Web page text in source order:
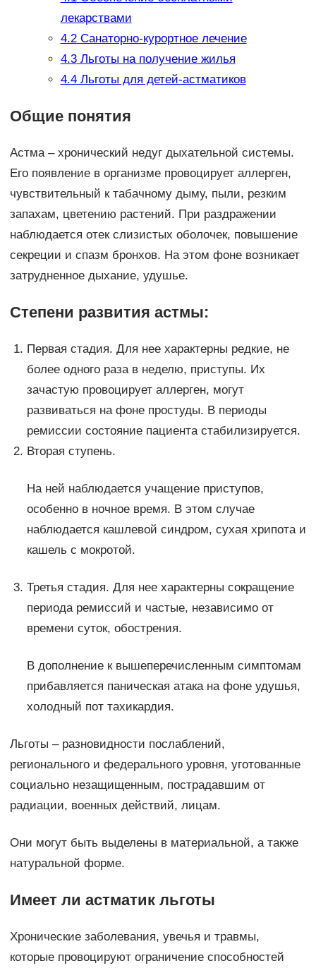
лекарствами
4.2Санаторно-курортное лечение
4.3Льготы на получение жилья
4.4Льготы для детей-астматиков
Общие понятия
Астма – хронический недуг дыхательной системы.
Его появление в организме провоцирует аллерген,
чувствительный к табачному дыму, пыли, резким
запахам, цветению растений. При раздражении
наблюдается отек слизистых оболочек, повышение
секреции и спазм бронхов. На этом фоне возникает
затрудненное дыхание, удушье.
Степени развития астмы:
Первая стадия. Для нее характерны редкие, не
более одного раза в неделю, приступы. Их
зачастую провоцирует аллерген, могут
развиваться на фоне простуды. В периоды
ремиссии состояние пациента стабилизируется.
Вторая ступень.
На ней наблюдается учащение приступов,
особенно в ночное время. В этом случае
наблюдается кашлевой синдром, сухая хрипота и
кашель с мокротой.
Третья стадия. Для нее характерны сокращение
периода ремиссий и частые, независимо от
времени суток, обострения.
В дополнение к вышеперечисленным симптомам
прибавляется паническая атака на фоне удушья,
холодный пот тахикардия.
Льготы – разновидности послаблений,
регионального и федерального уровня, уготованные
социально незащищенным, пострадавшим от
радиации, военных действий, лицам.
Они могут быть выделены в материальной, а также
натуральной форме.
Имеет ли астматик льготы
Хронические заболевания, увечья и травмы,
которые провоцируют ограничение способностей